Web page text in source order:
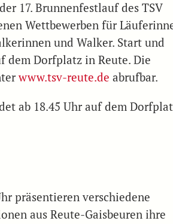
17. Brunnenfestlauf des TSV
Wettbewerben für
und Walker. Start und
dem Dorfplatz in Reute. Die
www.tsv-reute.de abrufbar.
ab 18.45 Uhr auf dem
präsentieren verschiedene
aus Reute-Gaisbeuren ihre